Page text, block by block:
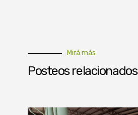
Mirá más
Posteos relacionados